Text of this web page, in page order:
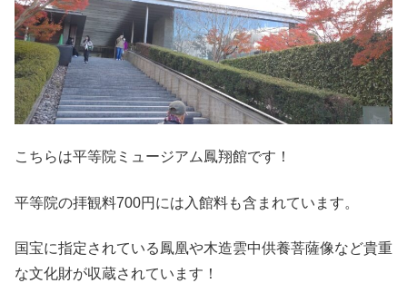
こちらは平等院ミュージアム鳳翔館です！
平等院の拝観料700円には入館料も含まれています。
国宝に指定されている鳳凰や木造雲中供養菩薩像など貴重
な文化財が収蔵されています！